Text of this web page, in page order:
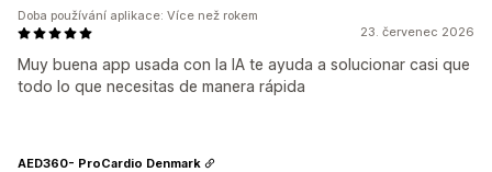
23. červenec 2026
Muy buena app usada con la IA te ayuda a solucionar casi que
todo lo que necesitas de manera rápida
Doba používání aplikace: Více než rokem
AED360- ProCardio Denmark